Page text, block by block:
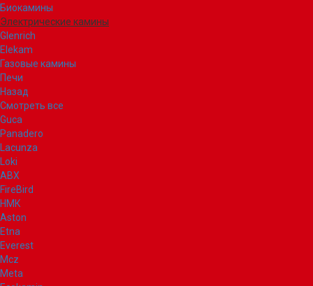
Биокамины
Электрические камины
Glenrich
Elekam
Газовые камины
Печи
Назад
Смотреть все
Guca
Panadero
Lacunza
Loki
ABX
FireBird
НМК
Aston
Etna
Everest
Mcz
Meta